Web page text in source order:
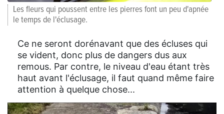
Les fleurs qui poussent entre les pierres font un peu d'apnée
le temps de l'éclusage.
Ce ne seront dorénavant que des écluses qui
se vident, donc plus de dangers dus aux
remous. Par contre, le niveau d'eau étant très
haut avant l'éclusage, il faut quand même faire
attention à quelque chose...